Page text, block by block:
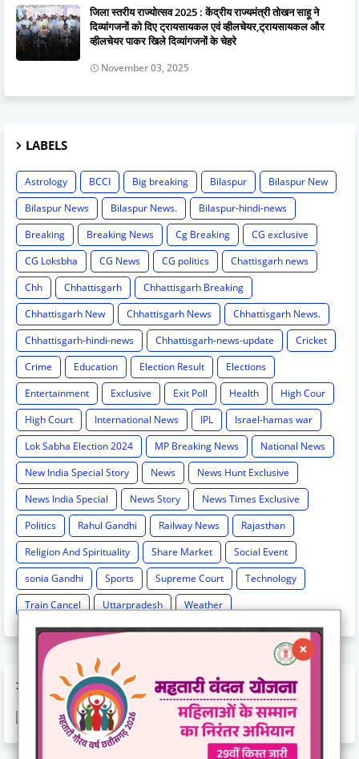
जिला स्तरीय राज्योत्सव 2025 : केंद्रीय राज्यमंत्री तोखन साहू ने
दिव्यांगजनों को दिए ट्रायसायकल एवं व्हीलचेयर,ट्रायसायकल और
व्हीलचेयर पाकर खिले दिव्यांगजनों के चेहरे
November 03, 2025
LABELS
Astrology BCCI Big breaking Bilaspur
Bilaspur New
Bilaspur News
Bilaspur News.
Bilaspur-hindi-news
Breaking
Breaking News Cg Breaking
CG exclusive
CG Loksbha
CG News CG politics
Chattisgarh news
Chh
Chhattisgarh
Chhattisgarh Breaking
Chhattisgarh New
Chhattisgarh News
Chhattisgarh News.
Chhattisgarh-hindi-news
Chhattisgarh-news-update
Cricket
Crime
Education Election Result
Elections
Entertainment
Exclusive Exit Poll Health
High Cour
High Court
International News IPL
Israel-hamas war
Lok Sabha Election 2024
MP Breaking News
National News
New India Special Story
News
News Hunt Exclusive
News India Special
News Story
News Times Exclusive
Politics
Rahul Gandhi Railway News
Rajasthan
Religion And Spirituality
Share Market
Social Event
sonia Gandhi
Sports Supreme Court
Technology
Train Cancel
Uttarpradesh Weather
AD CODE